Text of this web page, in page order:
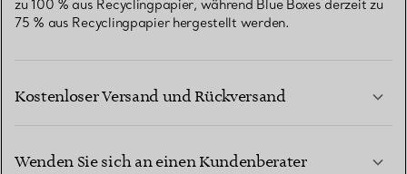
zu 100 % aus Recyclingpapier, während Blue Boxes derzeit zu
75 % aus Recyclingpapier hergestellt werden.
Kostenloser Versand und Rückversand
Wenden Sie sich an einen Kundenberater